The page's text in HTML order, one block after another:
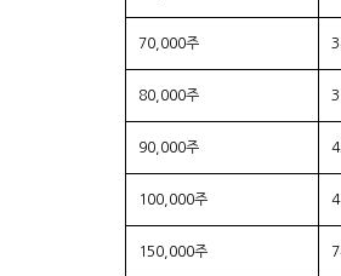
70,000주
80,000주
90,000주
100,000주
150,000주